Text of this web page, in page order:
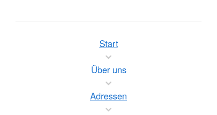
Start
Über uns
Adressen